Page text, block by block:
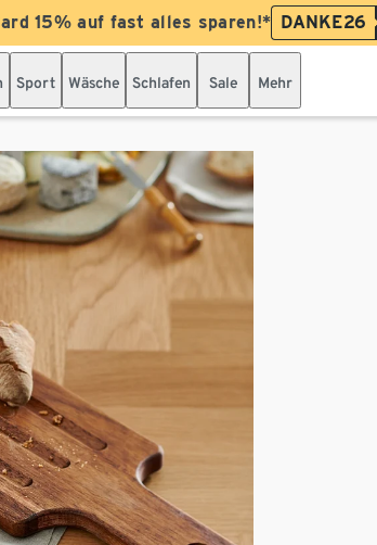
15% auf fast alles sparen!* DANKE26
Sport Wäsche Schlafen Sale Mehr